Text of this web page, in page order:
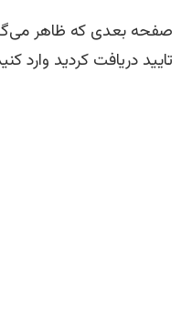
صفحه بعدی که ظاهر
تایید دریافت کردید وارد